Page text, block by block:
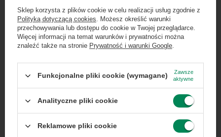
Kabel DisplayPort DP-miniDP
1,8M
39,00 zł / szt.
Dysk SSD M.2 SATA 512GB
99,00 zł /
Computers
Zgarnij jako pierwszy informacje o zniżkach i
rabatach w naszym sklepie!
...lub zadzwoń od razu, aby odebrać
przy zamówieniu telefonicznym
50 zł rabatu!
Rabat 50 zł przy zamówieniach powyżej 300 zł. Oferta
obejmuje zamówień hurtowych.
Sklep korzysta z plików cookie w celu realizacji usług zgodnie z
Polityką dotyczącą cookies. Możesz określić warunki
przechowywania lub dostępu do cookie w Twojej przeglądarce.
Więcej informacji na temat warunków i prywatności można
znaleźć także na stronie Prywatność i warunki Google.
Funkcjonalne pliki cookie (wymagane)
Zawsze
aktywne
Analityczne pliki cookie
Reklamowe pliki cookie